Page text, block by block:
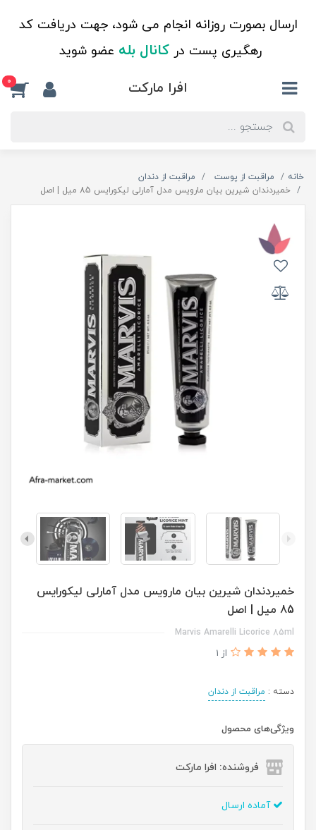
ارسال بصورت روزانه انجام می شود، جهت دریافت کد
رهگیری پست درکانال بله عضو شوید
افرا مارکت 0
خانه مراقبت از پوست
مراقبت از دندان
خمیردندان شیرین بیان مارویس مدل آمارلی لیکورایس 85 میل | اصل
خمیردندان شیرین بیان مارویس مدل آمارلی لیکورایس
85 میل | اصل
Marvis Amarelli Licorice 85ml
از 1
دسته : مراقبت از دندان
ویژگی‌های محصول
فروشنده: افرا مارکت
آماده ارسال